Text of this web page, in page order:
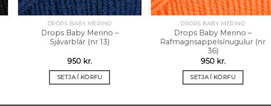
DROPS BABY MERINO
Drops Baby Merino –
Sjávarblár (nr 13)
950 kr.
SETJA Í KÖRFU
DROPS BABY MERINO
Drops Baby Merino –
Rafmagnsappelsínugulur (nr
36)
950 kr.
SETJA Í KÖRFU